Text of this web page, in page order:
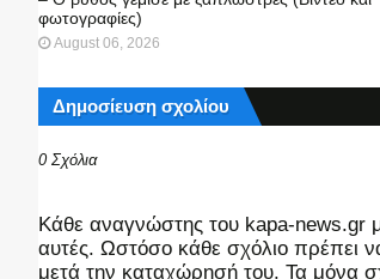
φωτογραφίες)
August 06, 2026
Δημοσίευση σχολίου
0 Σχόλια
Kάθε αναγνώστης του kapa-news.gr
αυτές. Ωστόσο κάθε σχόλιο πρέπει
μετά την καταχώρησή του. Τα μόνα